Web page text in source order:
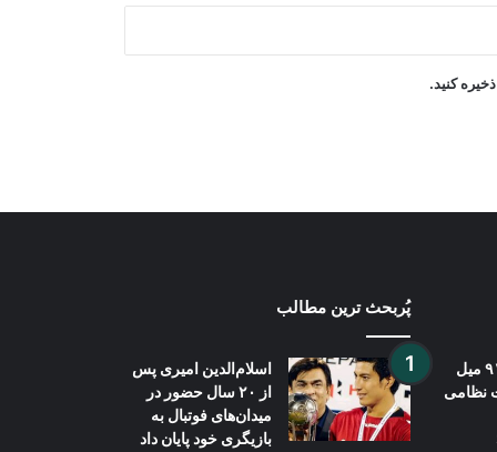
کنید.
کشف و ضبط ۹۱ میل
نظامی
پُربحث ترین مطالب
اسلام‌الدین امیری پس
از ۲۰ سال حضور در
میدان‌های فوتبال به
بازیگری خود پایان داد